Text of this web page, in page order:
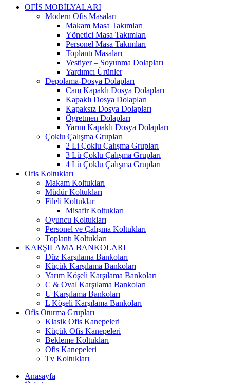
OFİS MOBİLYALARI
Modern Ofis Masaları
Makam Masa Takımları
Yönetici Masa Takımları
Personel Masa Takımları
Toplantı Masaları
Vestiyer – Soyunma Dolapları
Yardımcı Ürünler
Depolama-Dosya Dolapları
Cam Kapaklı Dosya Dolapları
Kapaklı Dosya Dolapları
Kapaksız Dosya Dolapları
Ögretmen Dolapları
Yarım Kapaklı Dosya Dolapları
Çoklu Çalışma Grupları
2 Li Çoklu Çalışma Grupları
3 Lü Çoklu Çalışma Grupları
4 Lü Çoklu Çalışma Grupları
Ofis Koltukları
Makam Koltukları
Müdür Koltukları
Fileli Koltuklar
Misafir Koltukları
Oyuncu Koltukları
Personel ve Çalışma Koltukları
Toplantı Koltukları
KARŞILAMA BANKOLARI
Düz Karşılama Bankoları
Küçük Karşılama Bankoları
Yarım Köşeli Karşılama Bankoları
C & Oval Karşılama Bankoları
U Karşılama Bankoları
L Köşeli Karşılama Bankoları
Ofis Oturma Grupları
Klasik Ofis Kanepeleri
Küçük Ofis Kanepeleri
Bekleme Koltukları
Ofis Kanepeleri
Tv Koltukları
Anasayfa